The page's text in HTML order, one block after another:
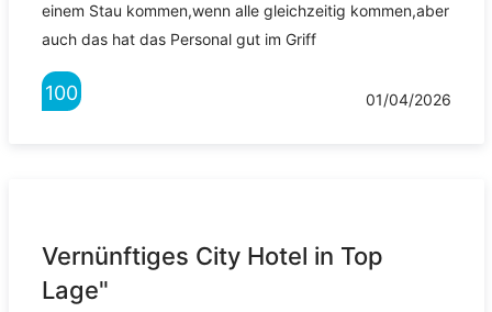
einem Stau kommen,wenn alle gleichzeitig kommen,aber
auch das hat das Personal gut im Griff
100 01/04/2026
Vernünftiges City Hotel in Top
Lage"